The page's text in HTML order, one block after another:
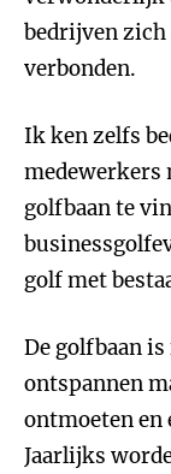
bedrijven zich
verbonden.
Ik ken zelfs
medewerkers
golfbaan te
golf met
De golfbaan
ontspannen
ontmoeten en
Jaarlijks